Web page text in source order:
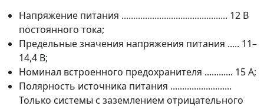
Напряжение питания ............................................. 12 В
постоянного тока;
Предельные значения напряжения питания ..... 11–
14,4 В;
Номинал встроенного предохранителя ............ 15 А;
Полярность источника питания ..........................
Только системы с заземлением отрицательного